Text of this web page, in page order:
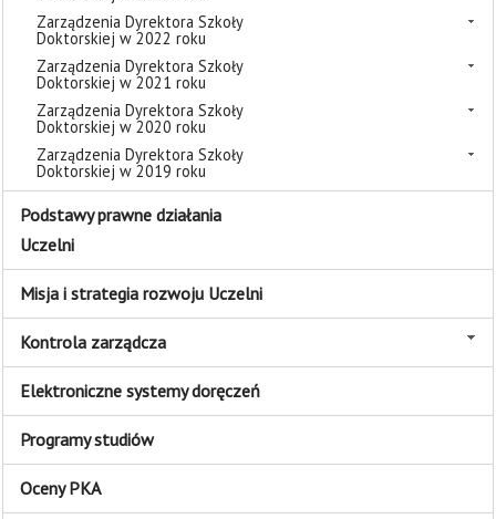
Zarządzenia Dyrektora Szkoły
Doktorskiej w 2022 roku
Zarządzenia Dyrektora Szkoły
Doktorskiej w 2021 roku
Zarządzenia Dyrektora Szkoły
Doktorskiej w 2020 roku
Zarządzenia Dyrektora Szkoły
Doktorskiej w 2019 roku
Podstawy prawne działania
Uczelni
Misja i strategia rozwoju Uczelni
Kontrola zarządcza
Elektroniczne systemy doręczeń
Programy studiów
Oceny PKA